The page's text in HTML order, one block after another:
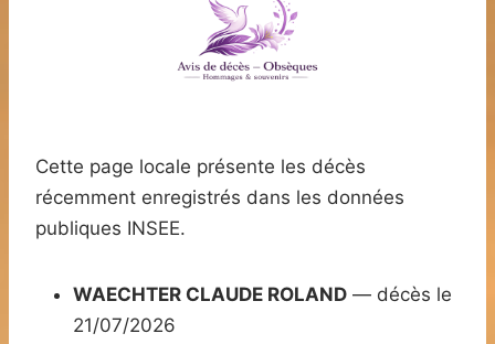
Cette page locale présente les décès
récemment enregistrés dans les données
publiques INSEE.
WAECHTER CLAUDE ROLAND — décès le
21/07/2026